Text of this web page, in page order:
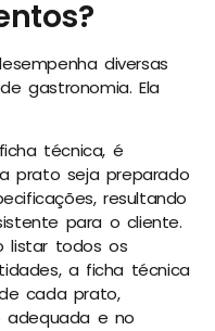
diversas
gastronomia. Ela
técnica, é
prato seja preparado
resultando
para o cliente.
listar todos os
a ficha técnica
cada prato,
adequada e no